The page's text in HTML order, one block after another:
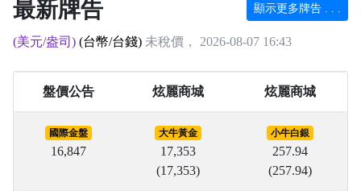
最新牌告 顯示更多牌告 . . .
(美元/盎司) (台幣/台錢) 未稅價， 2026-08-07 16:43
盤價公告 炫麗商城 炫麗商城
國際金盤
16,847
大牛黃金
17,353
(17,353)
小牛白銀
257.94
(257.94)